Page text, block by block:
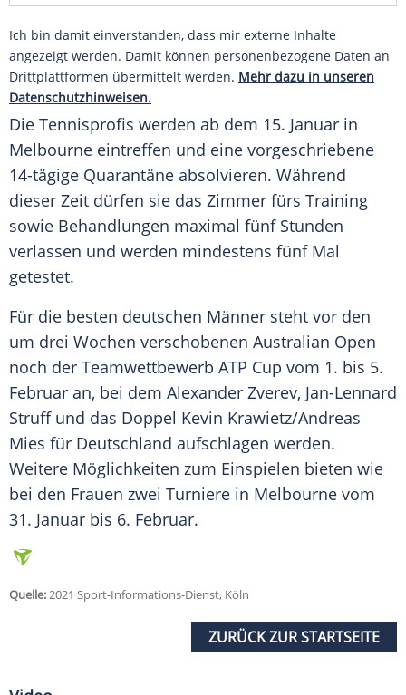
Ich bin damit einverstanden, dass mir externe Inhalte
angezeigt werden. Damit können personenbezogene Daten an
Drittplattformen übermittelt werden. Mehr dazu in unseren
Datenschutzhinweisen.
Die Tennisprofis werden ab dem 15. Januar in
Melbourne eintreffen und eine vorgeschriebene
14-tägige Quarantäne absolvieren. Während
dieser Zeit dürfen sie das Zimmer fürs Training
sowie Behandlungen maximal fünf Stunden
verlassen und werden mindestens fünf Mal
getestet.
Für die besten deutschen Männer steht vor den
um drei Wochen verschobenen Australian Open
noch der Teamwettbewerb ATP Cup vom 1. bis 5.
Februar an, bei dem Alexander Zverev, Jan-Lennard
Struff und das Doppel Kevin Krawietz/Andreas
Mies für Deutschland aufschlagen werden.
Weitere Möglichkeiten zum Einspielen bieten wie
bei den Frauen zwei Turniere in Melbourne vom
31. Januar bis 6. Februar.
Quelle:2021 Sport-Informations-Dienst, Köln
ZURÜCK ZUR STARTSEITE